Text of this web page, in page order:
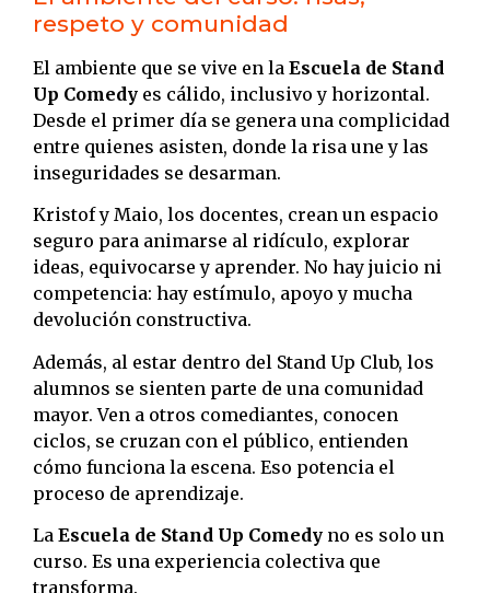
respeto y comunidad
El ambiente que se vive en la Escuela de Stand
Up Comedy es cálido, inclusivo y horizontal.
Desde el primer día se genera una complicidad
entre quienes asisten, donde la risa une y las
inseguridades se desarman.
Kristof y Maio, los docentes, crean un espacio
seguro para animarse al ridículo, explorar
ideas, equivocarse y aprender. No hay juicio ni
competencia: hay estímulo, apoyo y mucha
devolución constructiva.
Además, al estar dentro del Stand Up Club, los
alumnos se sienten parte de una comunidad
mayor. Ven a otros comediantes, conocen
ciclos, se cruzan con el público, entienden
cómo funciona la escena. Eso potencia el
proceso de aprendizaje.
La Escuela de Stand Up Comedy no es solo un
curso. Es una experiencia colectiva que
transforma.